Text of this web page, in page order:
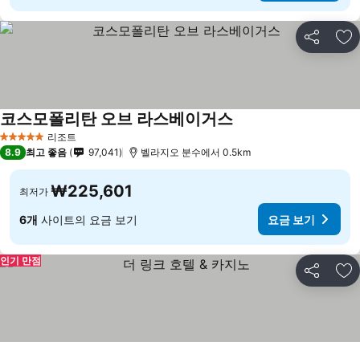
공유 즐
5 성급 리조트
코스모폴리탄 오브 라스베이거스요금 보기
8.9 최고 좋음 97,041 벨라지오 분수에서 0.5km
최저가 ₩225,601
6개 사이트의 요금 보기 요금 보기
공유 즐
인기 만점